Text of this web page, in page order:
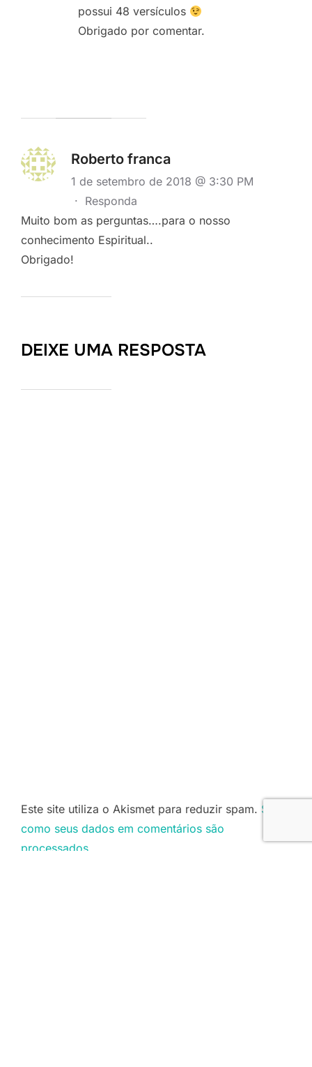
possui 48 versículos
Obrigado por comentar.
Roberto franca
1 de setembro de 2018 @ 3:30 PM
· Responda
Muito bom as perguntas….para o nosso
conhecimento Espiritual..
Obrigado!
DEIXE UMA RESPOSTA
Este site utiliza o Akismet para reduzir spam. Saiba
como seus dados em comentários são
processados